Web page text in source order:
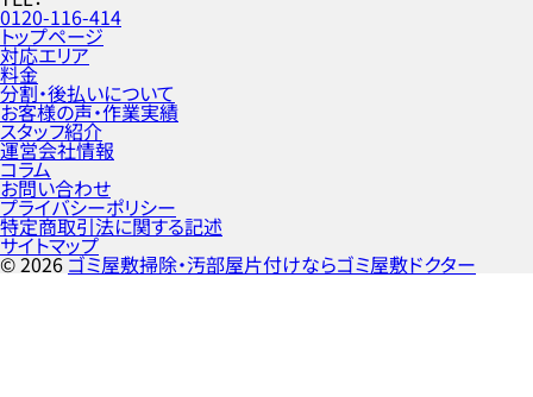
0120-116-414
トップページ
対応エリア
料金
分割・後払いについて
お客様の声・作業実績
スタッフ紹介
運営会社情報
コラム
お問い合わせ
プライバシーポリシー
特定商取引法に関する記述
サイトマップ
©2026ゴミ屋敷掃除・汚部屋片付けならゴミ屋敷ドクター